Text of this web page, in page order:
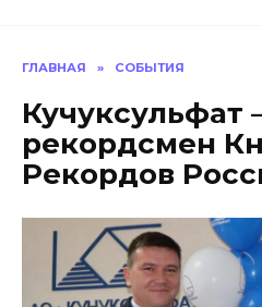
ГЛАВНАЯ » СОБЫТИЯ
Кучуксульфат
рекордсмен
Рекордов